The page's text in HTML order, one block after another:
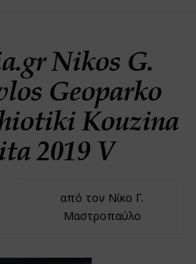
Nikos G.
Geoparko
Kouzina
2019 V
από τον Νίκο Γ.
Μαστροπαύλο